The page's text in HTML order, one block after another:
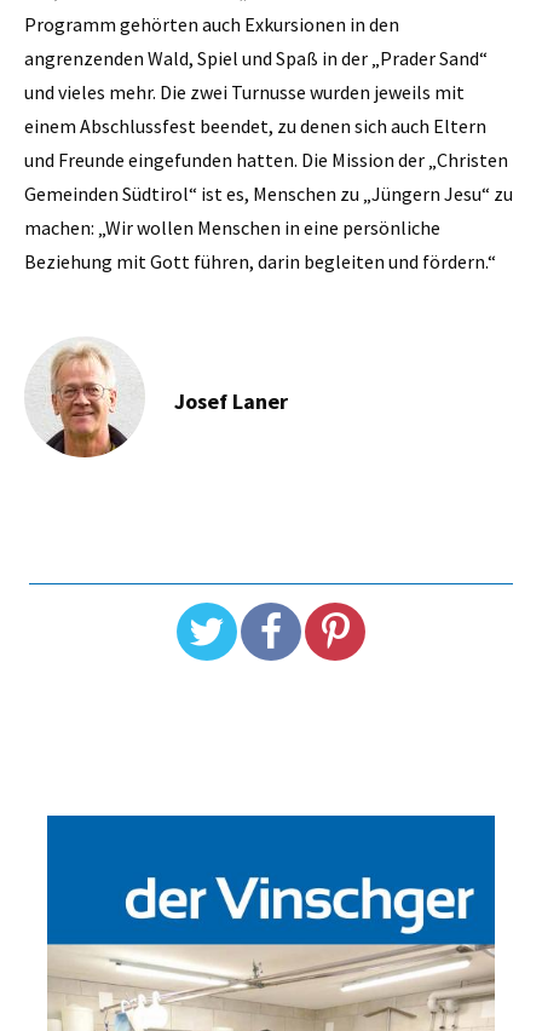
Programm gehörten auch Exkursionen in den
angrenzenden Wald, Spiel und Spaß in der „Prader Sand“
und vieles mehr. Die zwei Turnusse wurden jeweils mit
einem Abschlussfest beendet, zu denen sich auch Eltern
und Freunde eingefunden hatten. Die Mission der „Christen
Gemeinden Südtirol“ ist es, Menschen zu „Jüngern Jesu“ zu
machen: „Wir wollen Menschen in eine persönliche
Beziehung mit Gott führen, darin begleiten und fördern.“
Josef Laner